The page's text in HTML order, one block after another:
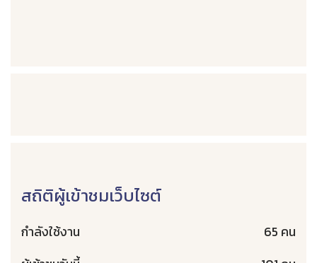
สถิติผู้เข้าชมเว็บไซต์
กำลังใช้งาน
65 คน